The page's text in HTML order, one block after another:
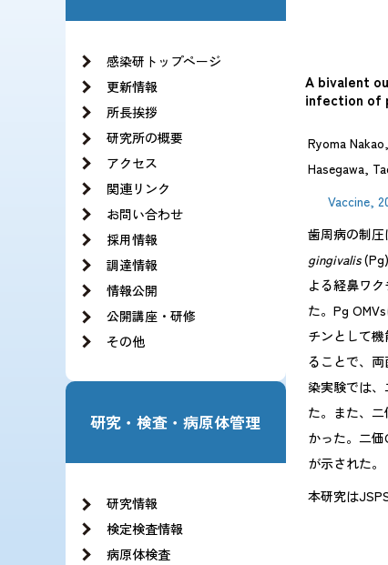
理念と基本方針
組織図
感染研トップページ
更新情報
所長挨拶
研究所の概要
アクセス
関連リンク
お問い合わせ
採用情報
調達情報
情報公開
公開講座・研修
その他
研究・検査・病原体管理
研究情報
検定検査情報
病原体検査
A bivalent
infection of
Ryoma
Hasegawa,
Vaccine,
歯周病の制
gingivalis
よる経鼻ワ
た。Pg
チンとして
ることで、
染実験では
た。また、
かった。二
が示された。
本研究は